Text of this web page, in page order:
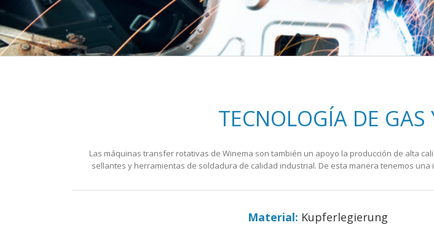
TECNOLOGÍA DE
Las máquinas transfer rotativas de Winema son también un apoyo la producción de alta
sellantes y herramientas de soldadura de calidad industrial. De esta manera tenemos
Material: Kupferlegierung